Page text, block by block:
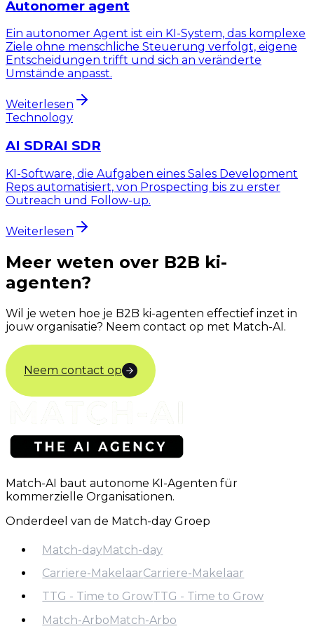
Autonomer agent
Ein autonomer Agent ist ein KI-System, das komplexe
Ziele ohne menschliche Steuerung verfolgt, eigene
Entscheidungen trifft und sich an veränderte
Umstände anpasst.
Weiterlesen
Technology
AI SDRAI SDR
KI-Software, die Aufgaben eines Sales Development
Reps automatisiert, von Prospecting bis zu erster
Outreach und Follow-up.
Weiterlesen
Meer weten over B2B ki-
agenten?
Wil je weten hoe je B2B ki-agenten effectief inzet in
jouw organisatie? Neem contact op met Match-AI.
Neem contact op
Match-AI baut autonome KI-Agenten für
kommerzielle Organisationen.
Onderdeel van de Match-day Groep
Match-day
Match-day
Match-day
Carriere-Makelaar
Carriere-Makelaar
Carriere-Makelaar
TTG - Time to Grow
TTG - Time to Grow
TTG - Time to Grow
Match-ArboMatch-Arbo